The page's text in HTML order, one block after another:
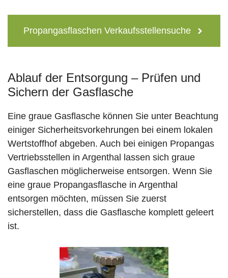
Propangasflaschen Verkaufsstellensuche
Ablauf der Entsorgung – Prüfen und
Sichern der Gasflasche
Eine graue Gasflasche können Sie unter Beachtung
einiger Sicherheitsvorkehrungen bei einem lokalen
Wertstoffhof abgeben. Auch bei einigen Propangas
Vertriebsstellen in Argenthal lassen sich graue
Gasflaschen möglicherweise entsorgen. Wenn Sie
eine graue Propangasflasche in Argenthal
entsorgen möchten, müssen Sie zuerst
sicherstellen, dass die Gasflasche komplett geleert
ist.